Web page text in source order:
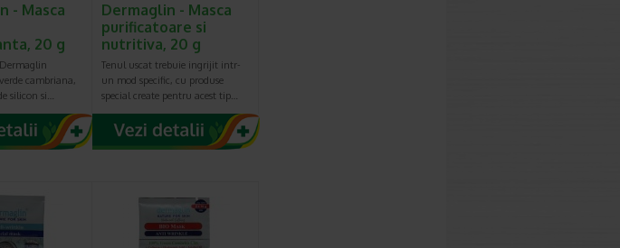
- Masca
20 g
cambriana,
silicon si…
Dermaglin - Masca
purificatoare si
nutritiva, 20 g
Tenul uscat trebuie ingrijit intr-
un mod specific, cu produse
special create pentru acest tip…